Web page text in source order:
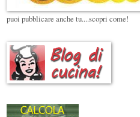
puoi pubblicare anche tu....scopri come!